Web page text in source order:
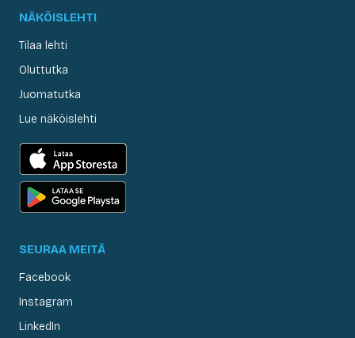
NÄKÖISLEHTI
Tilaa lehti
Oluttutka
Juomatutka
Lue näköislehti
SEURAA MEITÄ
Facebook
Instagram
LinkedIn